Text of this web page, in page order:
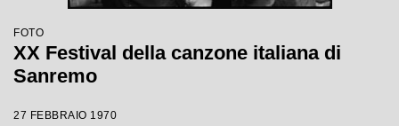
FOTO
XX Festival della canzone italiana di
Sanremo
27 FEBBRAIO 1970